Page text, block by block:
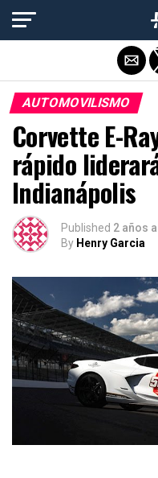
AUTOMOVILISMO
Corvette E-
rápido
Indianápolis
Published 2 años
By Henry Garcia
Salir